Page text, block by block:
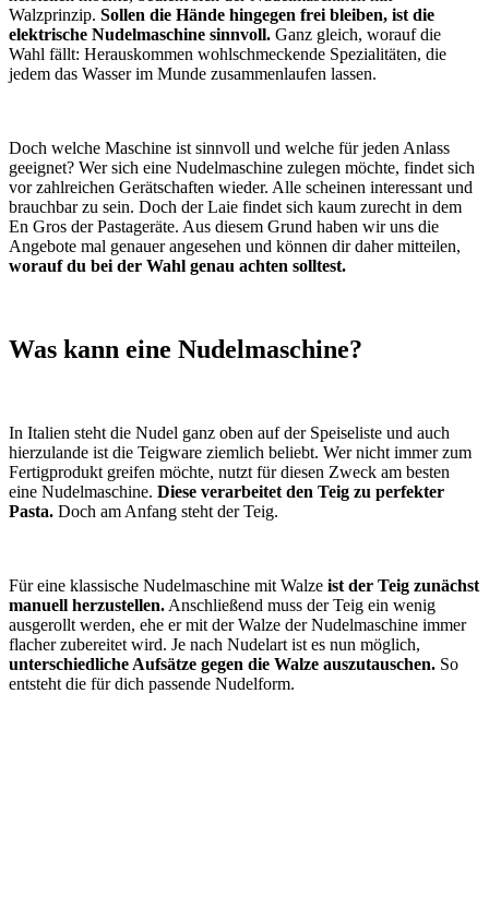
Walzprinzip. Sollen die Hände hingegen frei bleiben, ist die
elektrische Nudelmaschine sinnvoll. Ganz gleich, worauf die
Wahl fällt: Herauskommen wohlschmeckende Spezialitäten, die
jedem das Wasser im Munde zusammenlaufen lassen.
Doch welche Maschine ist sinnvoll und welche für jeden Anlass
geeignet? Wer sich eine Nudelmaschine zulegen möchte, findet sich
vor zahlreichen Gerätschaften wieder. Alle scheinen interessant und
brauchbar zu sein. Doch der Laie findet sich kaum zurecht in dem
En Gros der Pastageräte. Aus diesem Grund haben wir uns die
Angebote mal genauer angesehen und können dir daher mitteilen,
worauf du bei der Wahl genau achten solltest.
Was kann eine Nudelmaschine?
In Italien steht die Nudel ganz oben auf der Speiseliste und auch
hierzulande ist die Teigware ziemlich beliebt. Wer nicht immer zum
Fertigprodukt greifen möchte, nutzt für diesen Zweck am besten
eine Nudelmaschine. Diese verarbeitet den Teig zu perfekter
Pasta. Doch am Anfang steht der Teig.
Für eine klassische Nudelmaschine mit Walze ist der Teig zunächst
manuell herzustellen. Anschließend muss der Teig ein wenig
ausgerollt werden, ehe er mit der Walze der Nudelmaschine immer
flacher zubereitet wird. Je nach Nudelart ist es nun möglich,
unterschiedliche Aufsätze gegen die Walze auszutauschen. So
entsteht die für dich passende Nudelform.